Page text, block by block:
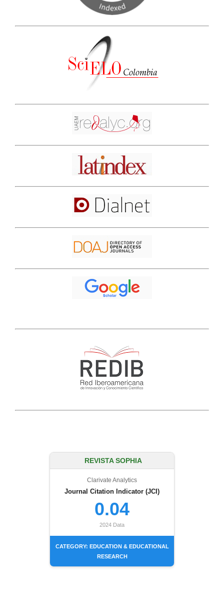
REVISTA SOPHIA
Clarivate Analytics
Journal Citation Indicator (JCI)
0.04
2024 Data
CATEGORY: EDUCATION & EDUCATIONAL
RESEARCH